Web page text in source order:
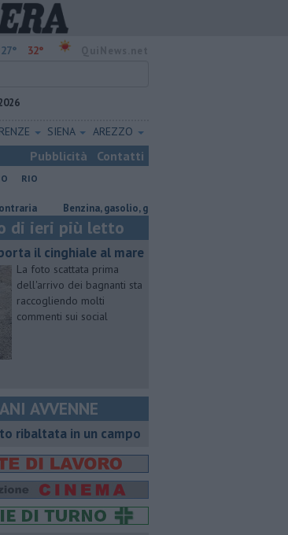
27° 32°
SIENA AREZZO
Pubblicità Contatti
RIO
​Benzina, gasolio, gpl, ecco dove risparmiare
di ieri più letto
il cinghiale al mare
La foto scattata prima
dell'arrivo dei bagnanti sta
raccogliendo molti
commenti sui social
AVVENNE
ribaltata in un campo